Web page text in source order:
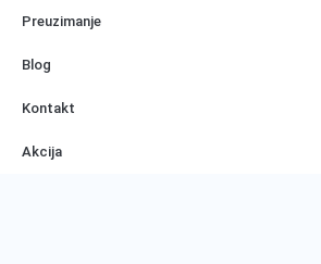
Preuzimanje
Blog
Kontakt
Akcija